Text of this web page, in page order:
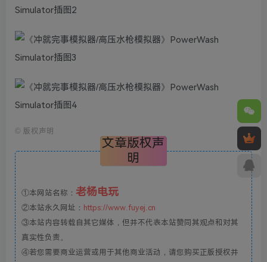
© 版权声明
文章版权声
明
①本网站名称： 老杨电玩
②本站永久网址： https://www.fuyej.cn
③本站内容转载自其它媒体，但并不代表本站赞同其观点和对其
真实性负责。
④若您需要商业运营或用于其他商业活动，请您购买正版授权并